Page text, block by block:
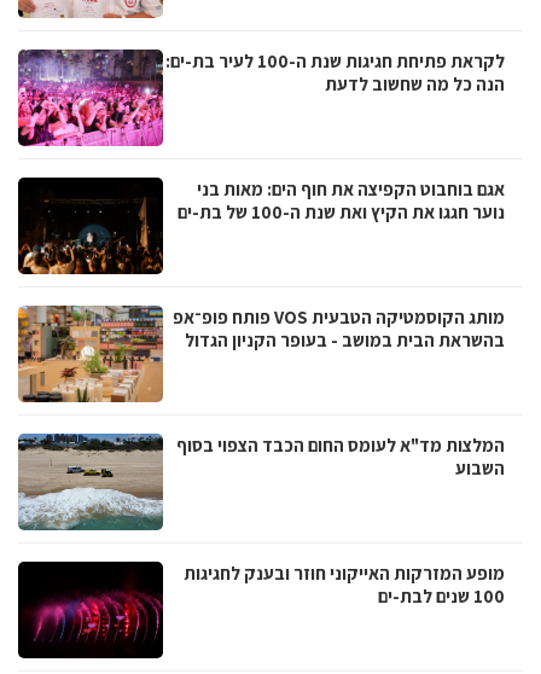
לקראת פתיחת חגיגות שנת ה-100 לעיר בת-ים:
הנה כל מה שחשוב לדעת
אגם בוחבוט הקפיצה את חוף הים: מאות בני
נוער חגגו את הקיץ ואת שנת ה-100 של בת-ים
מותג הקוסמטיקה הטבעית VOS פותח פופ־אפ
בהשראת הבית במושב - בעופר הקניון הגדול
המלצות מד"א לעומס החום הכבד הצפוי בסוף
השבוע
מופע המזרקות האייקוני חוזר ובענק לחגיגות
100 שנים לבת-ים